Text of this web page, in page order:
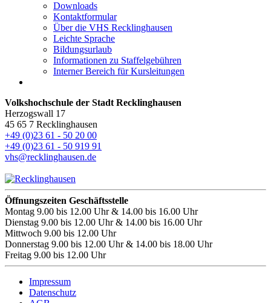
Downloads
Kontaktformular
Über die VHS Recklinghausen
Leichte Sprache
Bildungsurlaub
Informationen zu Staffelgebühren
Interner Bereich für Kursleitungen
Volkshochschule der Stadt Recklinghausen
Herzogswall 17
45 65 7 Recklinghausen
+49 (0)23 61 - 50 20 00
+49 (0)23 61 - 50 919 91
vhs@recklinghausen.de
Öffnungszeiten Geschäftsstelle
Montag 9.00 bis 12.00 Uhr & 14.00 bis 16.00 Uhr
Dienstag 9.00 bis 12.00 Uhr & 14.00 bis 16.00 Uhr
Mittwoch 9.00 bis 12.00 Uhr
Donnerstag 9.00 bis 12.00 Uhr & 14.00 bis 18.00 Uhr
Freitag 9.00 bis 12.00 Uhr
Impressum
Datenschutz